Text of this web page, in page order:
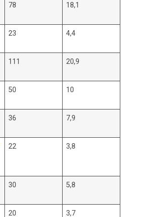
78 18,1
23 4,4
111 20,9
50 10
36 7,9
22 3,8
30 5,8
20 3,7